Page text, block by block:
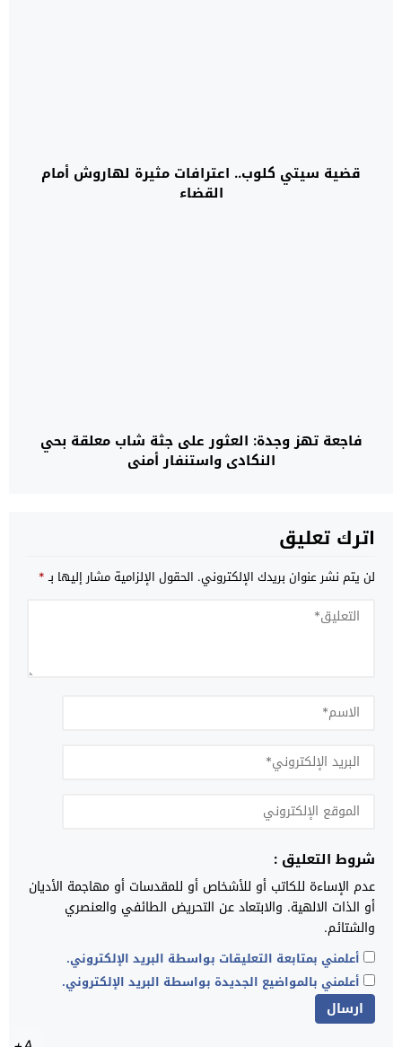
قضية سيتي كلوب.. اعترافات مثيرة لهاروش أمام
القضاء
فاجعة تهز وجدة: العثور على جثة شاب معلقة بحي
النكادي واستنفار أمني
اترك تعليق
لن يتم نشر عنوان بريدك الإلكتروني. الحقول الإلزامية مشار إليها بـ*
شروط التعليق :
عدم الإساءة للكاتب أو للأشخاص أو للمقدسات أو مهاجمة الأديان
أو الذات الالهية. والابتعاد عن التحريض الطائفي والعنصري
والشتائم.
أعلمني بمتابعة التعليقات بواسطة البريد الإلكتروني.
أعلمني بالمواضيع الجديدة بواسطة البريد الإلكتروني.